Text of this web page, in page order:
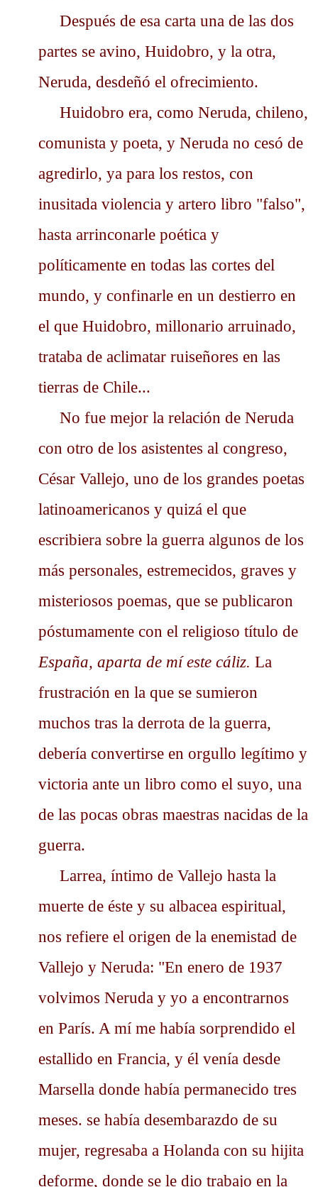
Después de esa carta una de las dos
partes se avino, Huidobro, y la otra,
Neruda, desdeñó el ofrecimiento.
Huidobro era, como Neruda, chileno,
comunista y poeta, y Neruda no cesó de
agredirlo, ya para los restos, con
inusitada violencia y artero libro "falso",
hasta arrinconarle poética y
políticamente en todas las cortes del
mundo, y confinarle en un destierro en
el que Huidobro, millonario arruinado,
trataba de aclimatar ruiseñores en las
tierras de Chile...
No fue mejor la relación de Neruda
con otro de los asistentes al congreso,
César Vallejo, uno de los grandes poetas
latinoamericanos y quizá el que
escribiera sobre la guerra algunos de los
más personales, estremecidos, graves y
misteriosos poemas, que se publicaron
póstumamente con el religioso título de
España, aparta de mí este cáliz. La
frustración en la que se sumieron
muchos tras la derrota de la guerra,
debería convertirse en orgullo legítimo y
victoria ante un libro como el suyo, una
de las pocas obras maestras nacidas de la
guerra.
Larrea, íntimo de Vallejo hasta la
muerte de éste y su albacea espiritual,
nos refiere el origen de la enemistad de
Vallejo y Neruda: "En enero de 1937
volvimos Neruda y yo a encontrarnos
en París. A mí me había sorprendido el
estallido en Francia, y él venía desde
Marsella donde había permanecido tres
meses. se había desembarazdo de su
mujer, regresaba a Holanda con su hijita
deforme, donde se le dio trabajo en la